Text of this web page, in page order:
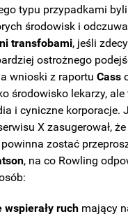
typu przypadkami
środowisk i
transfobami, jeśli
ostrożnego
wnioski z raportuCass
środowisko lekarzy,
i cyniczne korporacje.
X zasugerował,
zostać
, na co Rowling
wspierały ruch mający